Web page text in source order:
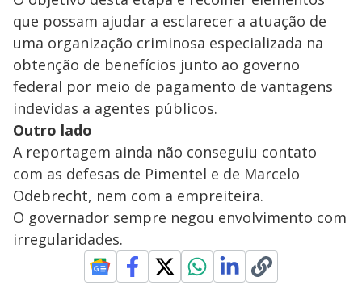
que possam ajudar a esclarecer a atuação de
uma organização criminosa especializada na
obtenção de benefícios junto ao governo
federal por meio de pagamento de vantagens
indevidas a agentes públicos.
Outro lado
A reportagem ainda não conseguiu contato
com as defesas de Pimentel e de Marcelo
Odebrecht, nem com a empreiteira.
O governador sempre negou envolvimento com
irregularidades.